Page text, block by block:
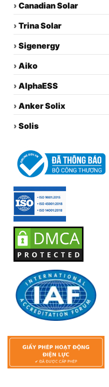
› Canadian Solar
› Trina Solar
› Sigenergy
› Aiko
› AlphaESS
› Anker Solix
› Solis